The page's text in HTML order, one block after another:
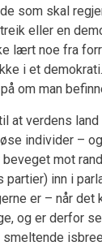
som skal
eller en
lært noe fra
i et
om man
at verdens
individer –
beveget mot
partier) inn i
er – når
og er derfor
smeltende